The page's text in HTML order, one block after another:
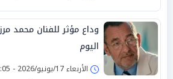
وداع مؤثر للفنان محمد
اليوم
الأربعاء 17/يونيو/2026 - 02:05 م